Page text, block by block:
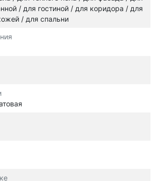
/ для гостиной / для коридора / для
/ для спальни